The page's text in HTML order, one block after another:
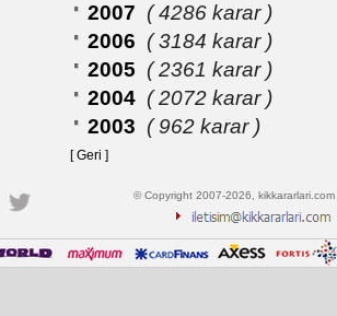
2007 ( 4286 karar )
2006 ( 3184 karar )
2005 ( 2361 karar )
2004 ( 2072 karar )
2003 ( 962 karar )
[ Geri ]
© Copyright 2007-2026,